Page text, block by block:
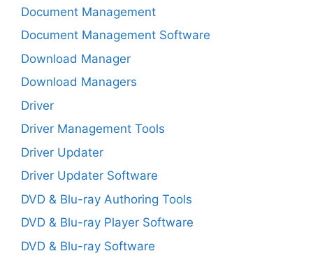
Document Management
Document Management Software
Download Manager
Download Managers
Driver
Driver Management Tools
Driver Updater
Driver Updater Software
DVD & Blu-ray Authoring Tools
DVD & Blu-ray Player Software
DVD & Blu-ray Software